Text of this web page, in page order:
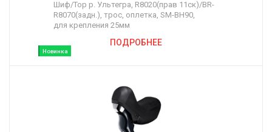
Новинка
Шиф/Тор р. Ультегра, R8020(прав 11ск)/BR-
R8070(задн.), трос, оплетка, SM-BH90,
для крепления 25мм
ПОДРОБНЕЕ